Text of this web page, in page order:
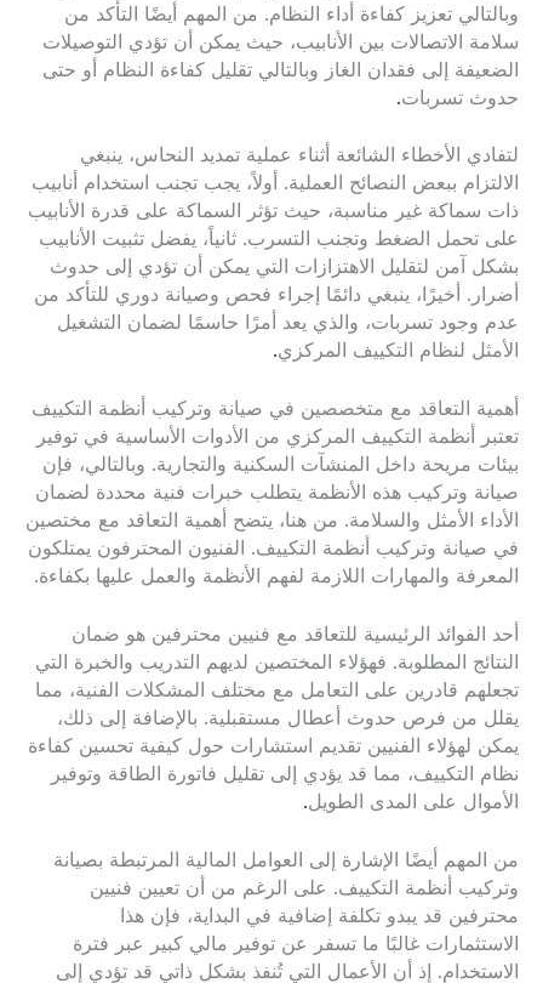
وبالتالي تعزيز كفاءة أداء النظام. من المهم أيضًا التأكد من
سلامة الاتصالات بين الأنابيب، حيث يمكن أن تؤدي التوصيلات
الضعيفة إلى فقدان الغاز وبالتالي تقليل كفاءة النظام أو حتى
حدوث تسربات.
لتفادي الأخطاء الشائعة أثناء عملية تمديد النحاس، ينبغي
الالتزام ببعض النصائح العملية. أولاً، يجب تجنب استخدام أنابيب
ذات سماكة غير مناسبة، حيث تؤثر السماكة على قدرة الأنابيب
على تحمل الضغط وتجنب التسرب. ثانياً، يفضل تثبيت الأنابيب
بشكل آمن لتقليل الاهتزازات التي يمكن أن تؤدي إلى حدوث
أضرار. أخيرًا، ينبغي دائمًا إجراء فحص وصيانة دوري للتأكد من
عدم وجود تسربات، والذي يعد أمرًا حاسمًا لضمان التشغيل
الأمثل لنظام التكييف المركزي.
أهمية التعاقد مع متخصصين في صيانة وتركيب أنظمة التكييف
تعتبر أنظمة التكييف المركزي من الأدوات الأساسية في توفير
بيئات مريحة داخل المنشآت السكنية والتجارية. وبالتالي، فإن
صيانة وتركيب هذه الأنظمة يتطلب خبرات فنية محددة لضمان
الأداء الأمثل والسلامة. من هنا، يتضح أهمية التعاقد مع مختصين
في صيانة وتركيب أنظمة التكييف. الفنيون المحترفون يمتلكون
المعرفة والمهارات اللازمة لفهم الأنظمة والعمل عليها بكفاءة.
أحد الفوائد الرئيسية للتعاقد مع فنيين محترفين هو ضمان
النتائج المطلوبة. فهؤلاء المختصين لديهم التدريب والخبرة التي
تجعلهم قادرين على التعامل مع مختلف المشكلات الفنية، مما
يقلل من فرص حدوث أعطال مستقبلية. بالإضافة إلى ذلك،
يمكن لهؤلاء الفنيين تقديم استشارات حول كيفية تحسين كفاءة
نظام التكييف، مما قد يؤدي إلى تقليل فاتورة الطاقة وتوفير
الأموال على المدى الطويل.
من المهم أيضًا الإشارة إلى العوامل المالية المرتبطة بصيانة
وتركيب أنظمة التكييف. على الرغم من أن تعيين فنيين
محترفين قد يبدو تكلفة إضافية في البداية، فإن هذا
الاستثمارات غالبًا ما تسفر عن توفير مالي كبير عبر فترة
الاستخدام. إذ أن الأعمال التي تُنفذ بشكل ذاتي قد تؤدي إلى